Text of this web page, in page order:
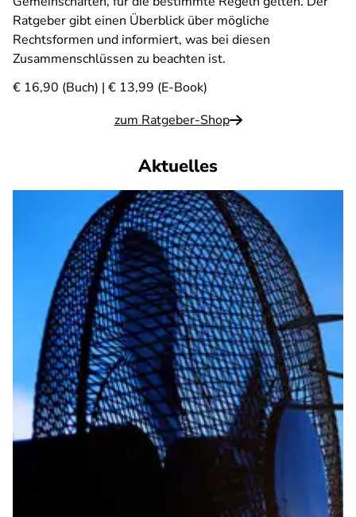
Ratgeber gibt einen Überblick über mögliche
Rechtsformen und informiert, was bei diesen
Zusammenschlüssen zu beachten ist.
€ 16,90 (Buch) | € 13,99 (E-Book)
zum Ratgeber-Shop
Aktuelles